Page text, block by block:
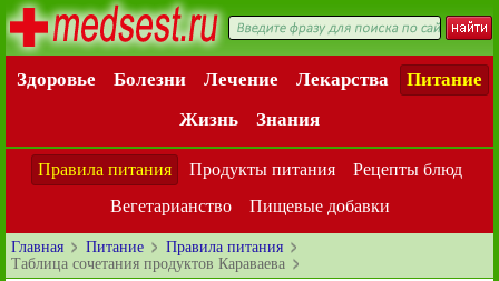
Здоровье Болезни Лечение Лекарства
Питание
Жизнь
Знания
Правила питания Продукты питания
Рецепты блюд
Вегетарианство
Пищевые добавки
Главная Питание
Правила питания
Таблица сочетания продуктов Караваева